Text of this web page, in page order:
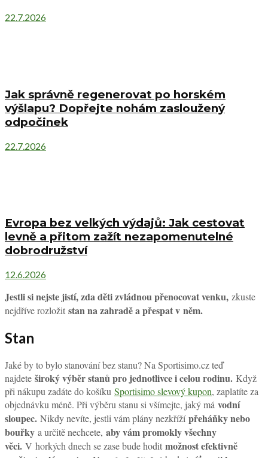
22.7.2026
Jak správně regenerovat po horském
výšlapu? Dopřejte nohám zasloužený
odpočinek
22.7.2026
Evropa bez velkých výdajů: Jak cestovat
levně a přitom zažít nezapomenutelné
dobrodružství
12.6.2026
Jestli si nejste jistí, zda děti zvládnou přenocovat venku, zkuste
nejdříve rozložit stan na zahradě a přespat v něm.
Stan
Jaké by to bylo stanování bez stanu? Na Sportisimo.cz teď
najdete široký výběr stanů pro jednotlivce i celou rodinu. Když
při nákupu zadáte do košíku Sportisimo slevový kupon, zaplatíte za
objednávku méně. Při výběru stanu si všímejte, jaký má vodní
sloupec. Nikdy nevíte, jestli vám plány nezkřížípřeháňky nebo
bouřky a určitě nechcete, aby vám promokly všechny
věci. V horkých dnech se zase bude hodit možnost efektivně